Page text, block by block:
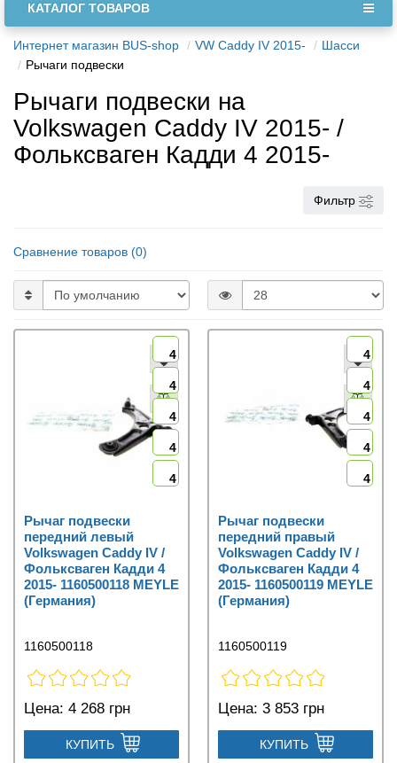
КАТАЛОГ ТОВАРОВ
Интернет магазин BUS-shop VW Caddy IV 2015-
Шасси
Рычаги подвески
Рычаги подвески на
Volkswagen Caddy IV 2015- /
Фольксваген Кадди 4 2015-
Фильтр
Сравнение товаров (0)
4
4
4
4
4
Рычаг подвески
передний левый
Volkswagen Caddy IV /
Фольксваген Кадди 4
2015- 1160500118 MEYLE
(Германия)
1160500118
Цена: 4 268 грн
КУПИТЬ
4
4
4
4
4
Рычаг подвески
передний правый
Volkswagen Caddy IV /
Фольксваген Кадди 4
2015- 1160500119 MEYLE
(Германия)
1160500119
Цена: 3 853 грн
КУПИТЬ